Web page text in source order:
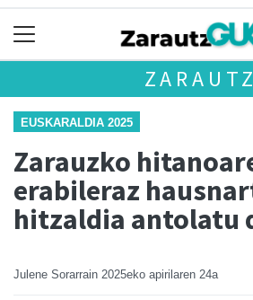
ZARAUTZ
EUSKARALDIA 2025
Zarauzko
erabileraz
hitzaldia antolatu
Julene Sorarrain 2025eko apirilaren 24a